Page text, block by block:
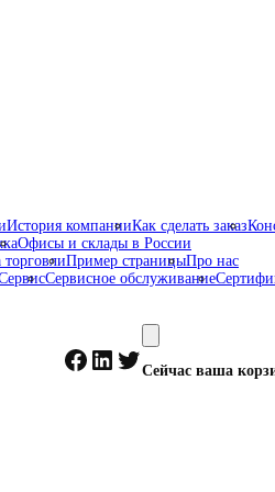
История компанииКак сделать заказ
Офисы и склады в России
Пример страницыПро нас
Сервисное обслуживание
Facebook
LinkedIn
Twitter
Сейчас ваша